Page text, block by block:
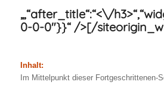
„,“after_title“:“<\/
0-0-0″}}“ />[/
Inhalt:
Im Mittelpunkt dieser Fortgeschrittenen-